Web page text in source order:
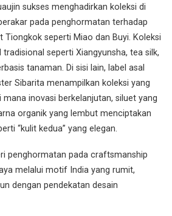
sukses menghadirkan koleksi di
pada penghormatan terhadap
Tiongkok seperti Miao dan Buyi. Koleksi
seperti Xiangyunsha, tea silk,
tanaman. Di sisi lain, label asal
Sibarita menampilkan koleksi yang
inovasi berkelanjutan, siluet yang
organik yang lembut menciptakan
“kulit kedua” yang elegan.
penghormatan pada craftsmanship
melalui motif India yang rumit,
dengan pendekatan desain